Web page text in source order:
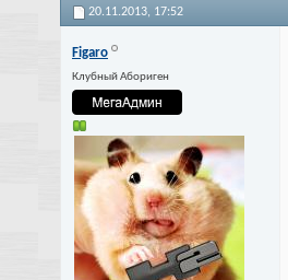
20.11.2013, 17:52
Figaro
Клубный Абориген